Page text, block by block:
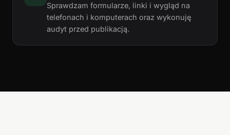
Sprawdzam formularze, linki i wygląd na
telefonach i komputerach oraz wykonuję
audyt przed publikacją.